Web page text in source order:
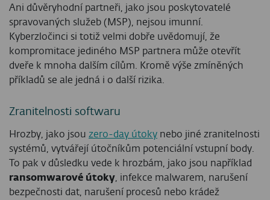
Ani důvěryhodní partneři, jako jsou poskytovatelé
spravovaných služeb (MSP), nejsou imunní.
Kyberzločinci si totiž velmi dobře uvědomují, že
kompromitace jediného MSP partnera může otevřít
dveře k mnoha dalším cílům. Kromě výše zmíněných
příkladů se ale jedná i o další rizika.
Zranitelnosti softwaru
Hrozby, jako jsou zero-day útoky nebo jiné zranitelnosti
systémů, vytvářejí útočníkům potenciální vstupní body.
To pak v důsledku vede k hrozbám, jako jsou například
ransomwarové útoky, infekce malwarem, narušení
bezpečnosti dat, narušení procesů nebo krádež